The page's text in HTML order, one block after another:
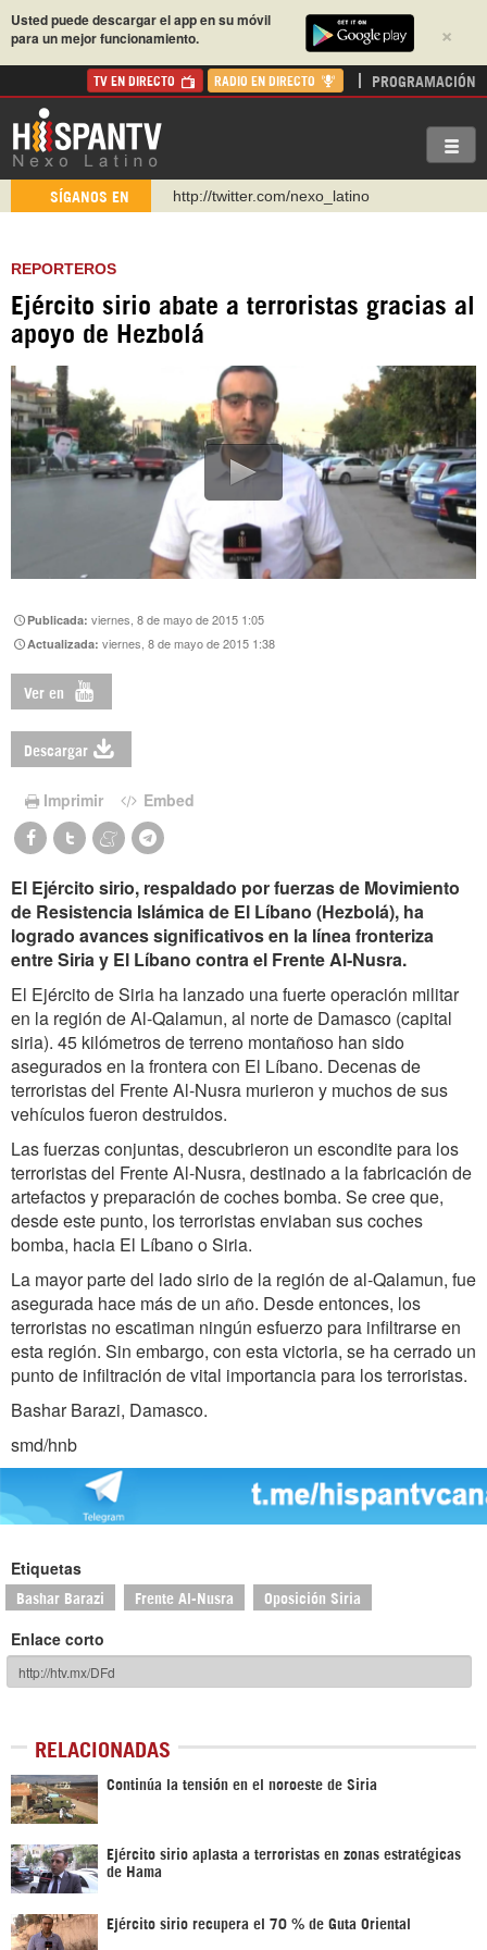
×
Usted puede descargar el app en su móvil
para un mejor funcionamiento.
TV EN DIRECTO RADIO EN DIRECTO PROGRAMACIÓN
SÍGANOS EN
http://twitter.com/nexo_latino
WhatsApp y Viber: +98 921 79 29 404
Instagram como: hispan_tv
https://www.youtube.com/@nexo_latino
REPORTEROS
Ejército sirio abate a terroristas gracias al
apoyo de Hezbolá
Publicada:viernes, 8 de mayo de 2015 1:05
Actualizada:viernes, 8 de mayo de 2015 1:38
Ver en
Descargar
Imprimir Embed
El Ejército sirio, respaldado por fuerzas de Movimiento
de Resistencia Islámica de El Líbano (Hezbolá), ha
logrado avances significativos en la línea fronteriza
entre Siria y El Líbano contra el Frente Al-Nusra.
El Ejército de Siria ha lanzado una fuerte operación militar
en la región de Al-Qalamun, al norte de Damasco (capital
siria). 45 kilómetros de terreno montañoso han sido
asegurados en la frontera con El Líbano. Decenas de
terroristas del Frente Al-Nusra murieron y muchos de sus
vehículos fueron destruidos.
Las fuerzas conjuntas, descubrieron un escondite para los
terroristas del Frente Al-Nusra, destinado a la fabricación de
artefactos y preparación de coches bomba. Se cree que,
desde este punto, los terroristas enviaban sus coches
bomba, hacia El Líbano o Siria.
La mayor parte del lado sirio de la región de al-Qalamun, fue
asegurada hace más de un año. Desde entonces, los
terroristas no escatiman ningún esfuerzo para infiltrarse en
esta región. Sin embargo, con esta victoria, se ha cerrado un
punto de infiltración de vital importancia para los terroristas.
Bashar Barazi, Damasco.
smd/hnb
Etiquetas
Bashar Barazi Frente Al-Nusra Oposición Siria
Enlace corto
RELACIONADAS
Continúa la tensión en el noroeste de Siria
Ejército sirio aplasta a terroristas en zonas estratégicas
de Hama
Ejército sirio recupera el 70 % de Guta Oriental